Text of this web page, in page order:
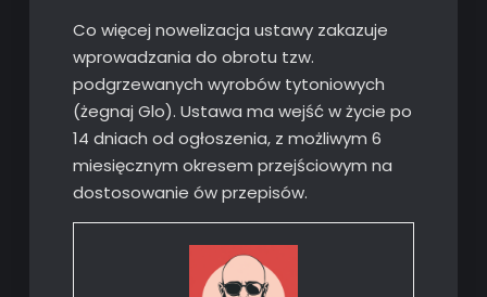
Co więcej nowelizacja ustawy zakazuje
wprowadzania do obrotu tzw.
podgrzewanych wyrobów tytoniowych
(żegnaj Glo). Ustawa ma wejść w życie po
14 dniach od ogłoszenia, z możliwym 6
miesięcznym okresem przejściowym na
dostosowanie ów przepisów.